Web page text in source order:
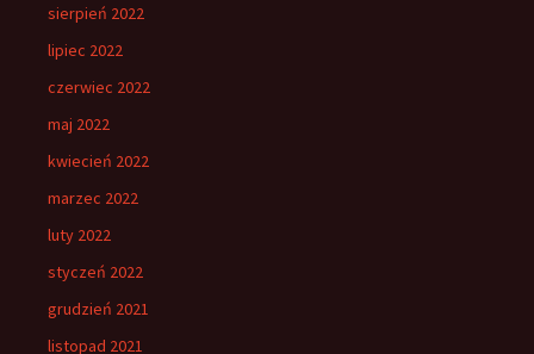
sierpień 2022
lipiec 2022
czerwiec 2022
maj 2022
kwiecień 2022
marzec 2022
luty 2022
styczeń 2022
grudzień 2021
listopad 2021